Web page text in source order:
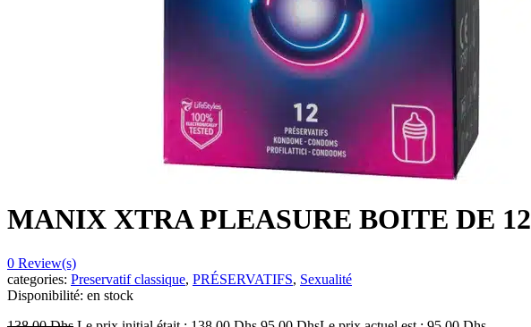
MANIX XTRA PLEASURE BOITE DE 12
0 Review(s)
categories: Preservatif classique, PRÉSERVATIFS, Sexualité
Disponibilité: en stock